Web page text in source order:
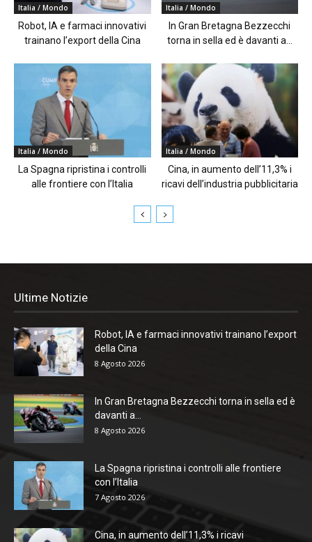
Italia / Mondo
Robot, IA e farmaci innovativi
trainano l’export della Cina
Italia / Mondo
In Gran Bretagna Bezzecchi
torna in sella ed è davanti a...
Italia / Mondo
La Spagna ripristina i controlli
alle frontiere con l’Italia
Italia / Mondo
Cina, in aumento dell’11,3% i
ricavi dell’industria pubblicitaria
Ultime Notizie
Robot, IA e farmaci innovativi trainano l’export
della Cina
8 Agosto 2026
In Gran Bretagna Bezzecchi torna in sella ed è
davanti a...
8 Agosto 2026
La Spagna ripristina i controlli alle frontiere
con l’Italia
7 Agosto 2026
Cina, in aumento dell’11,3% i ricavi